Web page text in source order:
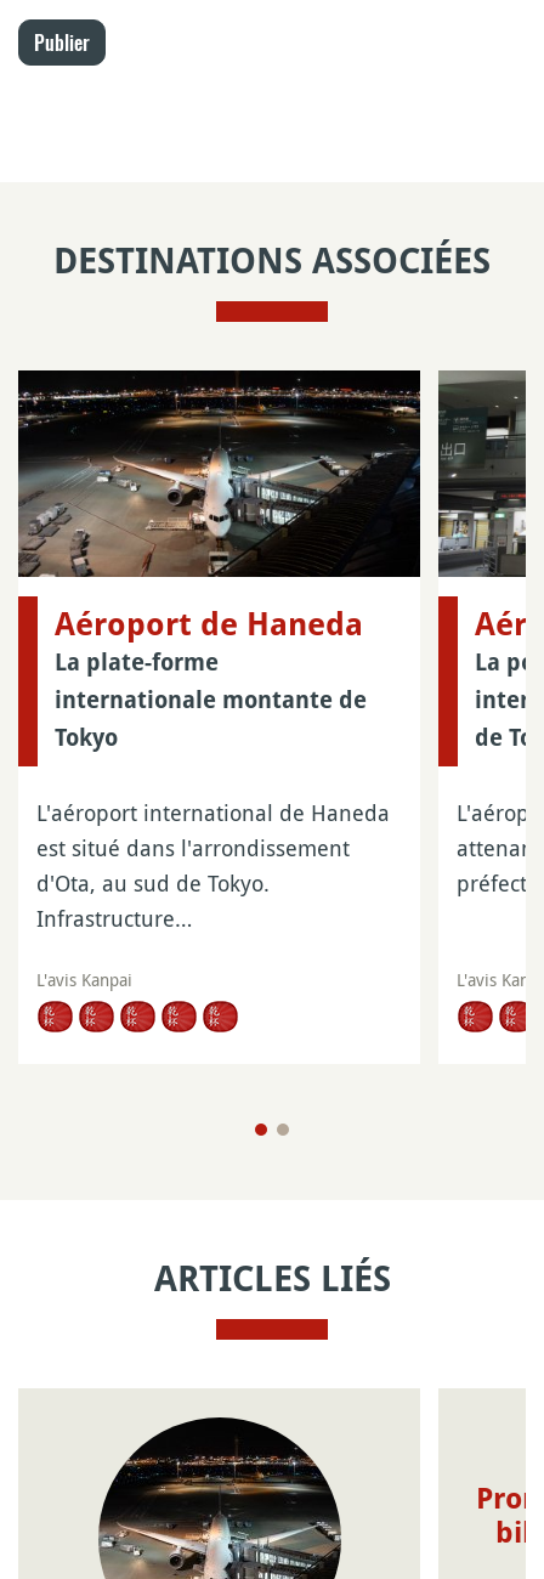
Publier
DESTINATIONS ASSOCIÉES
Aéroport de Haneda
La plate-forme
internationale montante de
Tokyo
L'aéroport international de Haneda
est situé dans l'arrondissement
d'Ota, au sud de Tokyo.
Infrastructure…
L'avis Kanpai
La
de
L'avis
ARTICLES LIÉS